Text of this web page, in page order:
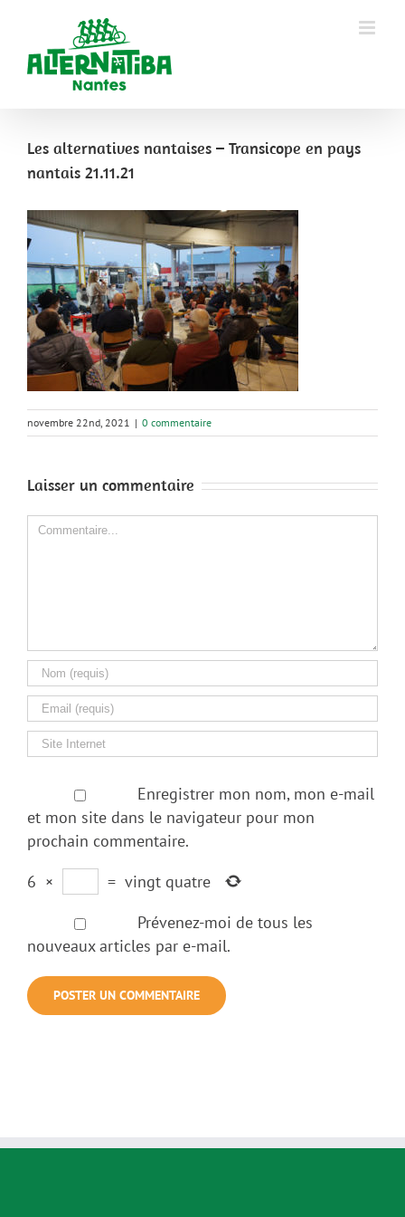
Les alternatives nantaises – Transicope en pays
nantais 21.11.21
novembre 22nd, 2021 | 0 commentaire
Laisser un commentaire
Comment
Enregistrer mon nom, mon e-mail
et mon site dans le navigateur pour mon
prochain commentaire.
6 × = vingt quatre
Prévenez-moi de tous les
nouveaux articles par e-mail.